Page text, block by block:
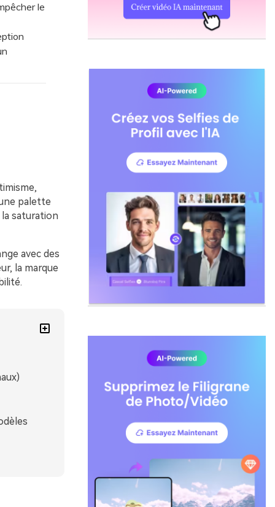
le
palette
saturation
avec des
la marque